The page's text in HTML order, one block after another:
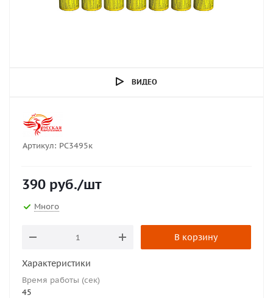
ВИДЕО
Артикул: РС3495к
390 руб./шт
Много
В корзину
Характеристики
Время работы (сек)
45